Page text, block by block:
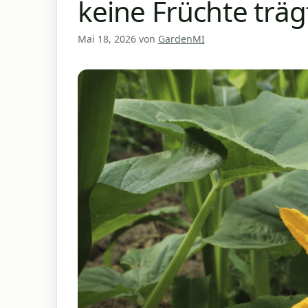
keine Früchte
Mai 18, 2026 von GardenMI